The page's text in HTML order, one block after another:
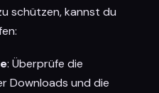
schützen, kannst du
: Überprüfe die
Downloads und die